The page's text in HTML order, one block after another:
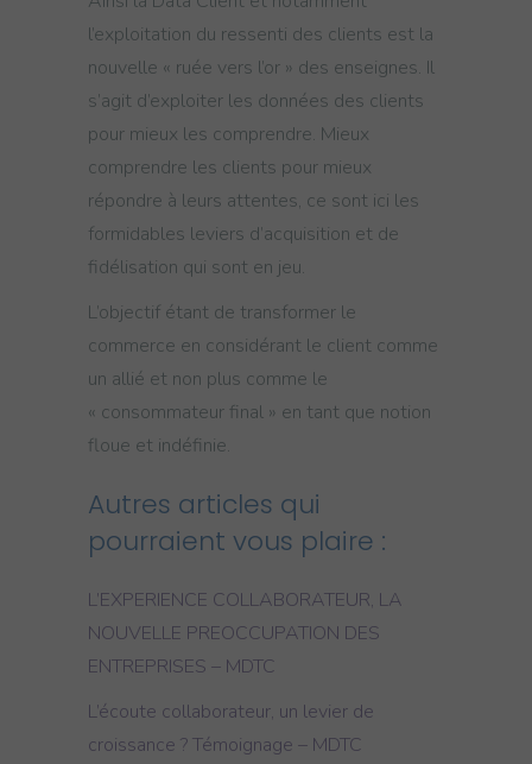
l’exploitation du ressenti des clients est la
nouvelle « ruée vers l’or » des enseignes. Il
s’agit d’exploiter les données des clients
pour mieux les comprendre. Mieux
comprendre les clients pour mieux
répondre à leurs attentes, ce sont ici les
formidables leviers d’acquisition et de
fidélisation qui sont en jeu.
L’objectif étant de transformer le
commerce en considérant le client comme
un allié et non plus comme le
« consommateur final » en tant que notion
floue et indéfinie.
Autres articles qui
pourraient vous plaire :
L’EXPERIENCE COLLABORATEUR, LA
NOUVELLE PREOCCUPATION DES
ENTREPRISES – MDTC
L’écoute collaborateur, un levier de
croissance ? Témoignage – MDTC